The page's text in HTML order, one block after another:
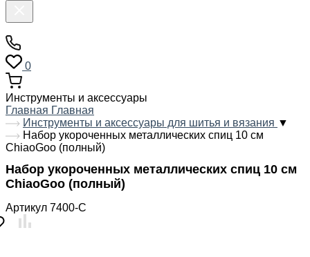
0
Инструменты и аксессуары
Главная Главная
Инструменты и аксессуары для шитья и вязания ▼
Набор укороченных металлических спиц 10 см
ChiaoGoo (полный)
Набор укороченных металлических спиц 10 см
ChiaoGoo (полный)
Артикул 7400-C